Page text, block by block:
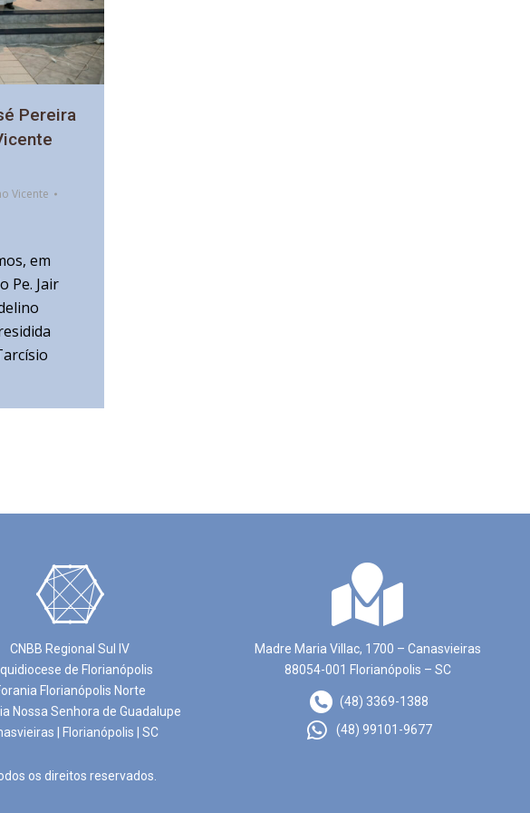
Pereira
Vicente
em
Pe. Jair
CNBB Regional Sul IV
de Florianópolis
Florianópolis Norte
Nossa Senhora de Guadalupe
| Florianópolis | SC
Madre Maria Villac, 1700 – Canasvieiras
88054-001 Florianópolis – SC
(48) 3369-1388
(48) 99101-9677
os direitos reservados.